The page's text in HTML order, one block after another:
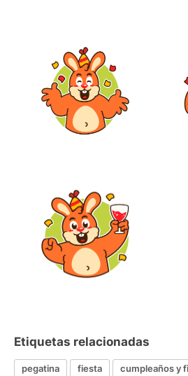
Etiquetas relacionadas
pegatina fiesta cumpleaños y